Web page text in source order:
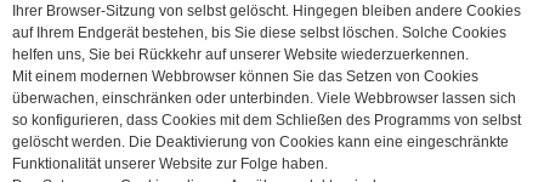
Ihrer Browser-Sitzung von selbst gelöscht. Hingegen bleiben andere Cookies
auf Ihrem Endgerät bestehen, bis Sie diese selbst löschen. Solche Cookies
helfen uns, Sie bei Rückkehr auf unserer Website wiederzuerkennen.
Mit einem modernen Webbrowser können Sie das Setzen von Cookies
überwachen, einschränken oder unterbinden. Viele Webbrowser lassen sich
so konfigurieren, dass Cookies mit dem Schließen des Programms von selbst
gelöscht werden. Die Deaktivierung von Cookies kann eine eingeschränkte
Funktionalität unserer Website zur Folge haben.